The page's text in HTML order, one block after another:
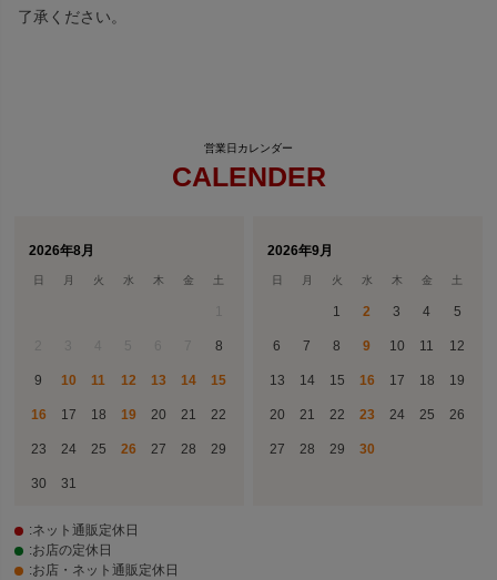
了承ください。
CALENDER
2026年8月
日 月 火 水 木 金 土
8
9 10 11 12 13 14 15
16 17 18 19 20 21 22
23 24 25 26 27 28 29
30 31
2026年9月
日 月 火 水 木 金 土
1 2 3 4 5
6 7 8 9 10 11 12
13 14 15 16 17 18 19
20 21 22 23 24 25 26
27 28 29 30
:ネット通販定休日
:お店の定休日
:お店・ネット通販定休日